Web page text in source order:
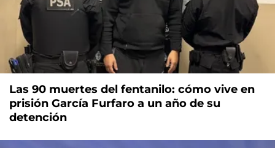
Las 90 muertes del fentanilo: cómo vive en
prisión García Furfaro a un año de su
detención